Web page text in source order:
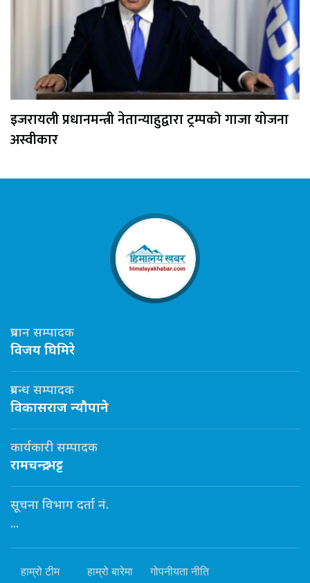
इजरायली प्रधानमन्त्री नेतान्याहुद्वारा ट्रम्पको गाजा योजना
अस्वीकार
प्रधान सम्पादक
विजय घिमिरे
प्रबन्ध सम्पादक
विकासराज न्यौपाने
कार्यकारी सम्पादक
रामचन्द्र भट्ट
सूचना विभाग दर्ता नं.
...
हाम्रो टीम हाम्रो बारेमा गोपनीयता नीति